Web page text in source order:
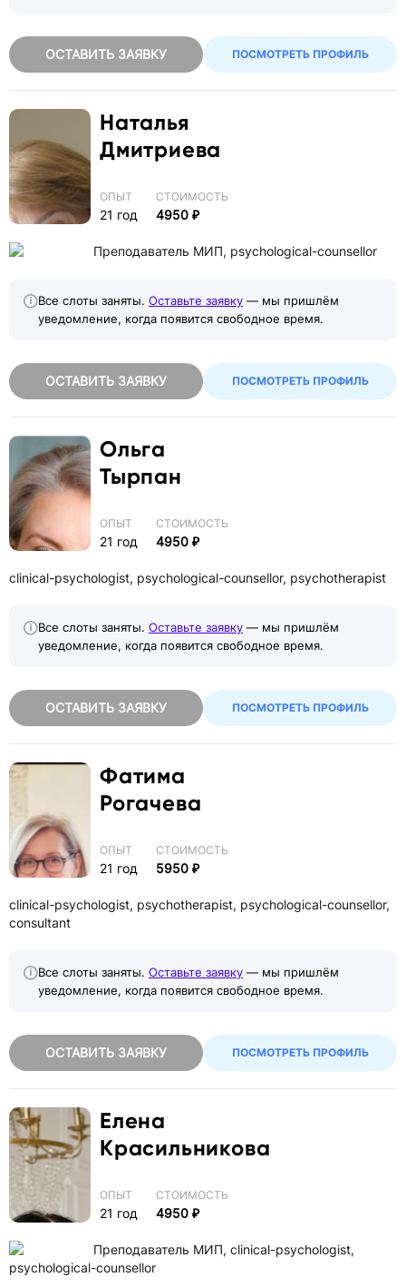
ОСТАВИТЬ ЗАЯВКУ ПОСМОТРЕТЬ ПРОФИЛЬ
Наталья
Дмитриева
Преподаватель МИП, psychological-counsellor
ОПЫТ
21 год
СТОИМОСТЬ
4950 ₽
Все слоты заняты. Оставьте заявку — мы пришлём
уведомление, когда появится свободное время.
ОСТАВИТЬ ЗАЯВКУ ПОСМОТРЕТЬ ПРОФИЛЬ
Ольга
Тырпан
clinical-psychologist, psychological-counsellor, psychotherapist
ОПЫТ
21 год
СТОИМОСТЬ
4950 ₽
Все слоты заняты. Оставьте заявку — мы пришлём
уведомление, когда появится свободное время.
ОСТАВИТЬ ЗАЯВКУ ПОСМОТРЕТЬ ПРОФИЛЬ
Фатима
Рогачева
clinical-psychologist, psychotherapist, psychological-counsellor,
consultant
ОПЫТ
21 год
СТОИМОСТЬ
5950 ₽
Все слоты заняты. Оставьте заявку — мы пришлём
уведомление, когда появится свободное время.
ОСТАВИТЬ ЗАЯВКУ ПОСМОТРЕТЬ ПРОФИЛЬ
Елена
Красильникова
Преподаватель МИП, clinical-psychologist,
psychological-counsellor
ОПЫТ
21 год
СТОИМОСТЬ
4950 ₽